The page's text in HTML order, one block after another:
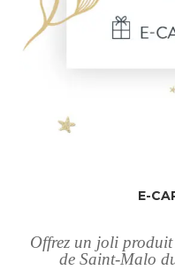
E-
Offrez un joli produit
de Saint-Malo